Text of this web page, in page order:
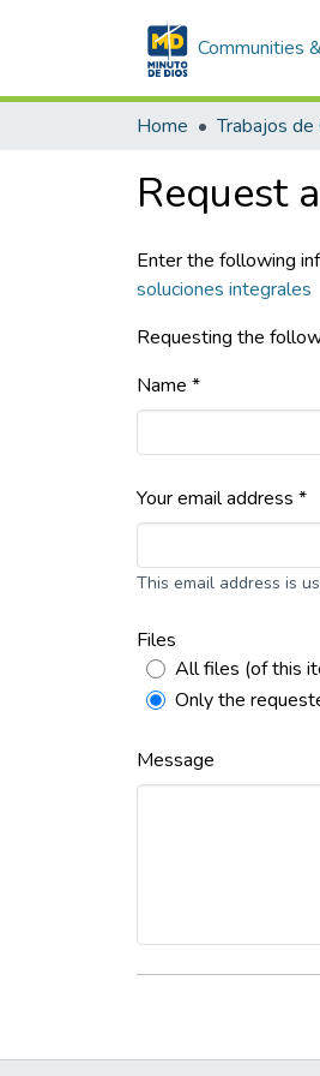
Communities
Home Trabajos de
Request
Enter the following
soluciones integrales
Requesting the
Name *
Your email address *
This email address is
Files
All files (of this
Only the
Message